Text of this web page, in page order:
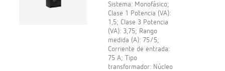
Sistema: Monofásico;
Clase 1 Potencia (VA):
1,5; Clase 3 Potencia
(VA): 3,75; Rango
medida (A): 75/5;
Corriente de entrada:
75 A; Tipo
transformador: Núcleo